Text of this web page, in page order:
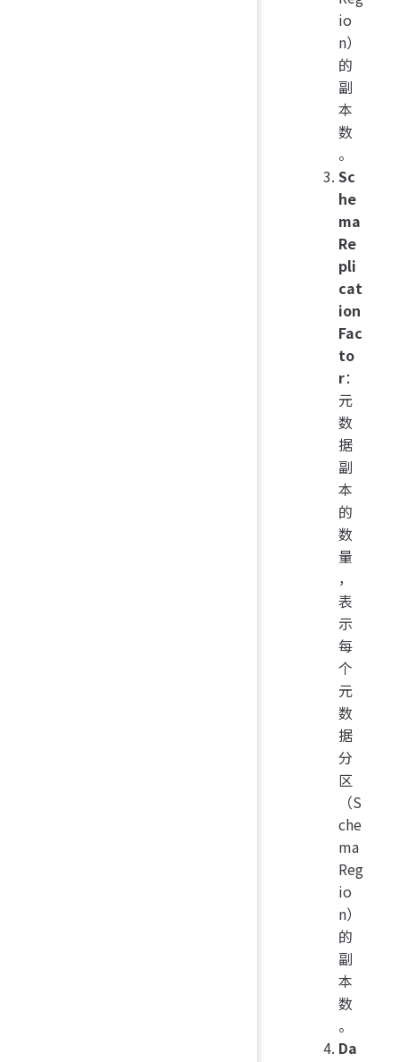
io
n）
的
副
本
数
。
Sc
he
ma
Re
pli
cat
ion
Fac
to
r：
元
数
据
副
本
的
数
量
，
表
示
每
个
元
数
据
分
区
（S
che
ma
Reg
io
n）
的
副
本
数
。
Da